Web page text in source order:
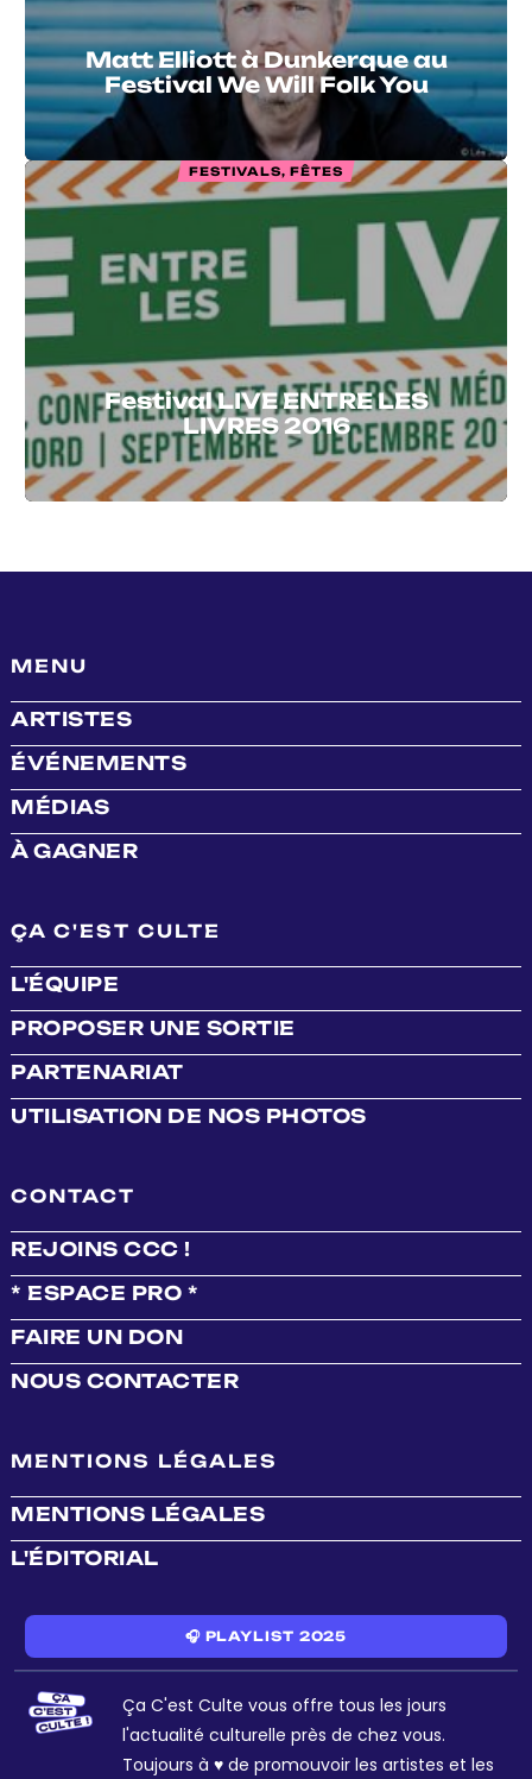
Matt Elliott à Dunkerque au
Festival We Will Folk You
FESTIVALS, FÊTES
Festival LIVE ENTRE LES
LIVRES 2016
MENU
ARTISTES
ÉVÉNEMENTS
MÉDIAS
À GAGNER
ÇA C'EST CULTE
L'ÉQUIPE
PROPOSER UNE SORTIE
PARTENARIAT
UTILISATION DE NOS PHOTOS
CONTACT
REJOINS CCC !
* ESPACE PRO *
FAIRE UN DON
NOUS CONTACTER
MENTIONS LÉGALES
MENTIONS LÉGALES
L'ÉDITORIAL
🎧 PLAYLIST 2025
Ça C'est Culte vous offre tous les jours
l'actualité culturelle près de chez vous.
Toujours à ♥ de promouvoir les artistes et les